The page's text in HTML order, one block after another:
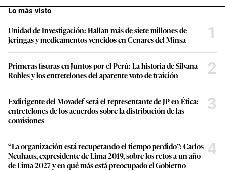
Lo más visto
Unidad de Investigación: Hallan más de siete millones de
jeringas y medicamentos vencidos en Cenares del Minsa
1
Primeras fisuras en Juntos por el Perú: La historia de Silvana
Robles y los entretelones del aparente voto de traición
2
Exdirigente del Movadef será el representante de JP en Ética:
entretelones de los acuerdos sobre la distribución de las
comisiones
3
“La organización está recuperando el tiempo perdido”: Carlos
Neuhaus, expresidente de Lima 2019, sobre los retos a un año
de Lima 2027 y en qué más está preocupado el Gobierno
4